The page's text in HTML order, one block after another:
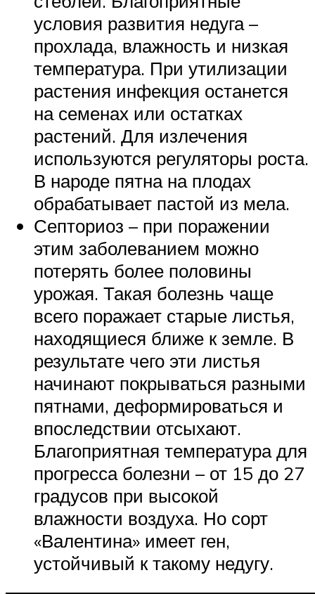
условия развития недуга –
прохлада, влажность и низкая
температура. При утилизации
растения инфекция останется
на семенах или остатках
растений. Для излечения
используются регуляторы роста.
В народе пятна на плодах
обрабатывает пастой из мела.
Септориоз – при поражении
этим заболеванием можно
потерять более половины
урожая. Такая болезнь чаще
всего поражает старые листья,
находящиеся ближе к земле. В
результате чего эти листья
начинают покрываться разными
пятнами, деформироваться и
впоследствии отсыхают.
Благоприятная температура для
прогресса болезни – от 15 до 27
градусов при высокой
влажности воздуха. Но сорт
«Валентина» имеет ген,
устойчивый к такому недугу.